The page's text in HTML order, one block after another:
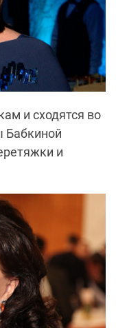
и сходятся во
Бабкиной
и